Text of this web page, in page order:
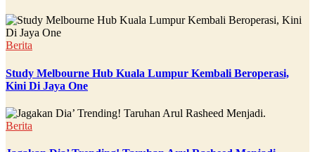
Berita
Study Melbourne Hub Kuala Lumpur Kembali Beroperasi,
Kini Di Jaya One
Berita